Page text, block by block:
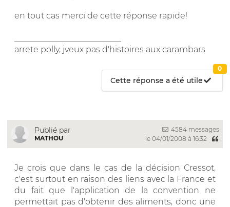
en tout cas merci de cette réponse rapide!
arrete polly, jveux pas d'histoires aux carambars
Cette réponse a été utile
0
Publié par
MATHOU
4584 messages
le 04/01/2008 à 16:32
Je crois que dans le cas de la décision Cressot,
c'est surtout en raison des liens avec la France et
du fait que l'application de la convention ne
permettait pas d'obtenir des aliments, donc une